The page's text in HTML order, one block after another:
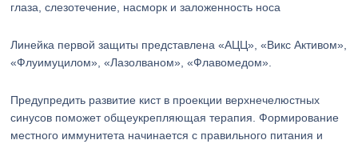
глаза, слезотечение, насморк и заложенность носа
Линейка первой защиты представлена «АЦЦ», «Викс Активом»,
«Флуимуцилом», «Лазолваном», «Флавомедом».
Предупредить развитие кист в проекции верхнечелюстных
синусов поможет общеукрепляющая терапия. Формирование
местного иммунитета начинается с правильного питания и